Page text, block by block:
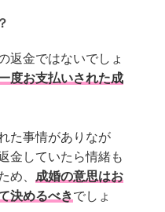
返金ではないでしょ
度お支払いされた成
た事情がありなが
金していたら情緒も
め、 成婚の意思はお
決めるべきでしょ